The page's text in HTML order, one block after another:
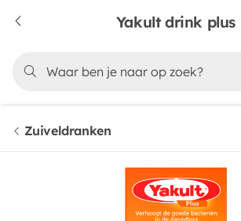
Yakult drink plus
Zuiveldranken